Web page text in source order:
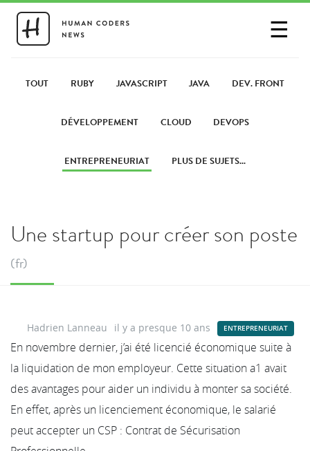
☰
PARTAGER UN LIEN
TOUT RUBY JAVASCRIPT JAVA DEV. FRONT
DÉVELOPPEMENT CLOUD DEVOPS
ENTREPRENEURIAT PLUS DE SUJETS...
Une startup pour créer son poste
(fr)
Hadrien Lanneau il y a presque 10 ans ENTREPRENEURIAT
En novembre dernier, j’ai été licencié économique suite à
la liquidation de mon employeur. Cette situation a1 avait
des avantages pour aider un individu à monter sa société.
En effet, après un licenciement économique, le salarié
peut accepter un CSP : Contrat de Sécurisation